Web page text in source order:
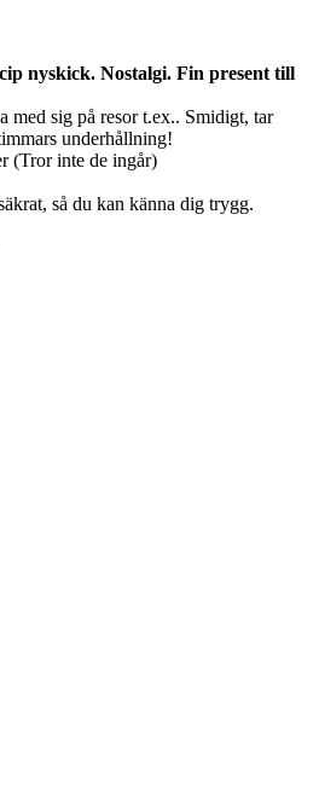
nyskick. Nostalgi. Fin present till
med sig på resor t.ex.. Smidigt, tar
underhållning!
(Tror inte de ingår)
så du kan känna dig trygg.